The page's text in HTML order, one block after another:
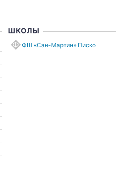
ШКОЛЫ
ФШ «Сан-Мартин» Писко